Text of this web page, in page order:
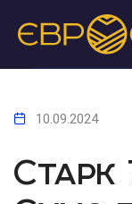
10.09.2024
Старк